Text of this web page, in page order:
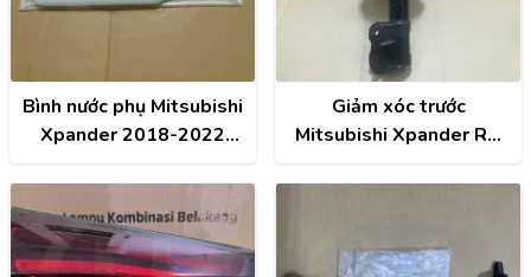
Bình nước phụ Mitsubishi
Xpander 2018-2022
Giảm xóc trước
Mitsubishi Xpander RH